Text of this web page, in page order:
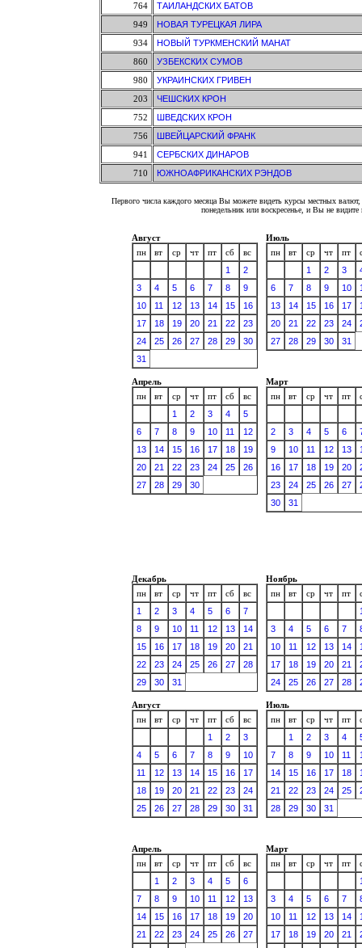
764
ТАИЛАНДСКИХ БАТОВ
949
НОВАЯ ТУРЕЦКАЯ ЛИРА
934
НОВЫЙ ТУРКМЕНСКИЙ МАНАТ
860
УЗБЕКСКИХ СУМОВ
980
УКРАИНСКИХ ГРИВЕН
203
ЧЕШСКИХ КРОН
752
ШВЕДСКИХ КРОН
756
ШВЕЙЦАРСКИЙ ФРАНК
941
СЕРБСКИХ ДИНАРОВ
710
ЮЖНОАФРИКАНСКИХ РЭНДОВ
Первого числа каждого месяца Вы можете видеть курсы местных
понедельник или воскресенье, и Вы не
Август
пн
вт ср чт пт сб
вс
1
2
3
4 5 6 7 8
9
10
11 12 13 14 15
16
17
18 19 20 21 22
23
24
25 26 27 28 29
30
31
Июль
пн
вт ср чт пт
1
2 3
6
7 8 9 10
13
14 15 16 17
20
21 22 23 24
27
28 29 30 31
Апрель
пн
вт ср чт пт сб
вс
1
2 3 4
5
6
7 8 9 10 11
12
13
14 15 16 17 18
19
20
21 22 23 24 25
26
27
28 29 30
Март
пн
вт ср чт пт
2 3 4 5 6
9
10 11 12 13
16
17 18 19 20
23
24 25 26 27
30
31
Декабрь
пн
вт ср чт пт сб
вс
1
2 3 4 5 6
7
8
9 10 11 12 13
14
15
16 17 18 19 20
21
22
23 24 25 26 27
28
29
30 31
Ноябрь
пн
вт ср чт пт
3
4 5 6 7
10
11 12 13 14
17
18 19 20 21
24
25 26 27 28
Август
пн
вт ср чт пт сб
вс
1
2
3
4
5 6 7 8 9
10
11
12 13 14 15 16
17
18
19 20 21 22 23
24
25
26 27 28 29 30 31
Июль
пн
вт ср чт пт
1
2 3 4
7
8 9 10 11
14
15 16 17 18
21
22 23 24 25
28
29 30 31
Апрель
пн
вт ср чт пт сб
вс
1
2 3 4 5
6
7
8 9 10 11 12
13
14
15 16 17 18 19
20
21
22 23 24 25 26
27
Март
пн
вт ср чт пт
3
4 5 6 7
10
11 12 13 14
17
18 19 20 21